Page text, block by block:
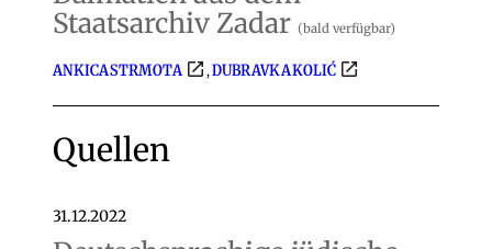
Staatsarchiv Zadar (bald verfügbar)
ANKICA STRMOTA ,DUBRAVKA KOLIĆ
Quellen
31.12.2022